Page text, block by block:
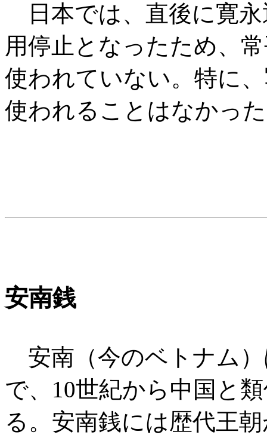
日本では、直後に寛永
用停止となったため、
使われていない。特に
使われることはなかっ
安南銭
安南（今のベトナム
で、10世紀から中国と
る。安南銭には歴代王